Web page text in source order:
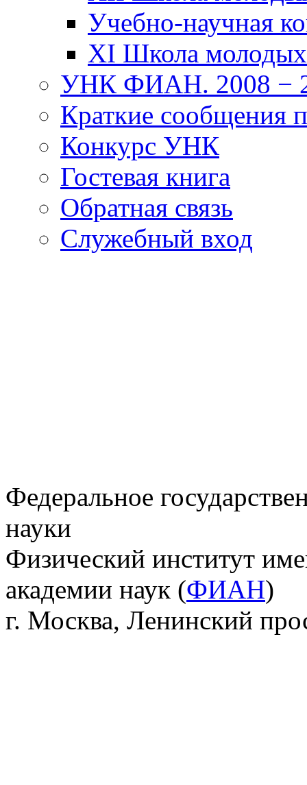
Учебно-научная
XI Школа
УНК ФИАН. 2008 −
Краткие
Конкурс УНК
Гостевая книга
Обратная связь
Cлужебный вход
Федеральное
науки
Физический институт
академии наук (ФИАН)
г. Москва, Ленинский